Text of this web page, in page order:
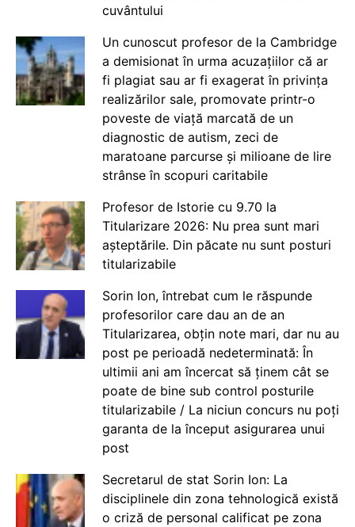
cuvântului
Un cunoscut profesor de la Cambridge
a demisionat în urma acuzațiilor că ar
fi plagiat sau ar fi exagerat în privința
realizărilor sale, promovate printr-o
poveste de viață marcată de un
diagnostic de autism, zeci de
maratoane parcurse și milioane de lire
strânse în scopuri caritabile
Profesor de Istorie cu 9.70 la
Titularizare 2026: Nu prea sunt mari
așteptările. Din păcate nu sunt posturi
titularizabile
Sorin Ion, întrebat cum le răspunde
profesorilor care dau an de an
Titularizarea, obțin note mari, dar nu au
post pe perioadă nedeterminată: În
ultimii ani am încercat să ținem cât se
poate de bine sub control posturile
titularizabile / La niciun concurs nu poți
garanta de la început asigurarea unui
post
Secretarul de stat Sorin Ion: La
disciplinele din zona tehnologică există
o criză de personal calificat pe zona